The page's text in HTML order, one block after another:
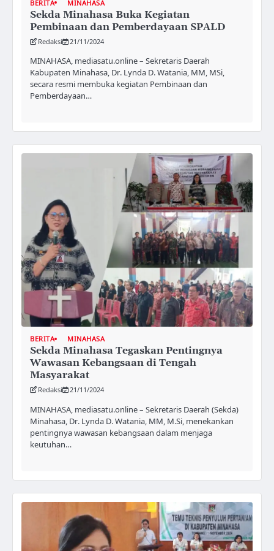
BERITA MINAHASA
Sekda Minahasa Buka Kegiatan
Pembinaan dan Pemberdayaan SPALD
Redaksi 21/11/2024
MINAHASA, mediasatu.online – Sekretaris Daerah
Kabupaten Minahasa, Dr. Lynda D. Watania, MM, MSi,
secara resmi membuka kegiatan Pembinaan dan
Pemberdayaan…
BERITA MINAHASA
Sekda Minahasa Tegaskan Pentingnya
Wawasan Kebangsaan di Tengah
Masyarakat
Redaksi 21/11/2024
MINAHASA, mediasatu.online – Sekretaris Daerah (Sekda)
Minahasa, Dr. Lynda D. Watania, MM, M.Si, menekankan
pentingnya wawasan kebangsaan dalam menjaga
keutuhan…